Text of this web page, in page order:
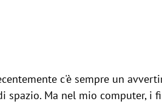
c'è sempre un
spazio. Ma nel mio computer,